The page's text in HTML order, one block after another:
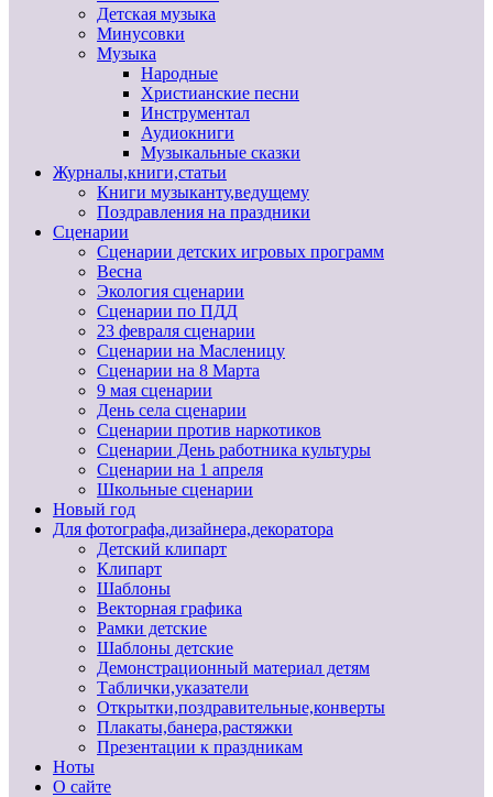
Детская музыка
Минусовки
Музыка
Народные
Христианские песни
Инструментал
Аудиокниги
Музыкальные сказки
Журналы,книги,статьи
Книги музыканту,ведущему
Поздравления на праздники
Сценарии
Сценарии детских игровых программ
Весна
Экология сценарии
Сценарии по ПДД
23 февраля сценарии
Сценарии на Масленицу
Сценарии на 8 Марта
9 мая сценарии
День села сценарии
Сценарии против наркотиков
Сценарии День работника культуры
Сценарии на 1 апреля
Школьные сценарии
Новый год
Для фотографа,дизайнера,декоратора
Детский клипарт
Клипарт
Шаблоны
Векторная графика
Рамки детские
Шаблоны детские
Демонстрационный материал детям
Таблички,указатели
Открытки,поздравительные,конверты
Плакаты,банера,растяжки
Презентации к праздникам
Ноты
О сайте